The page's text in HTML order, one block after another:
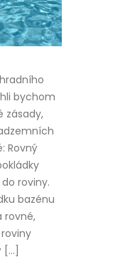
bychom
zásady,
Rovný
roviny.
bazénu
rovné,